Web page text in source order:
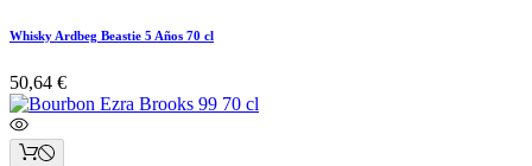
Whisky Ardbeg Beastie 5 Años 70 cl
50,64 €